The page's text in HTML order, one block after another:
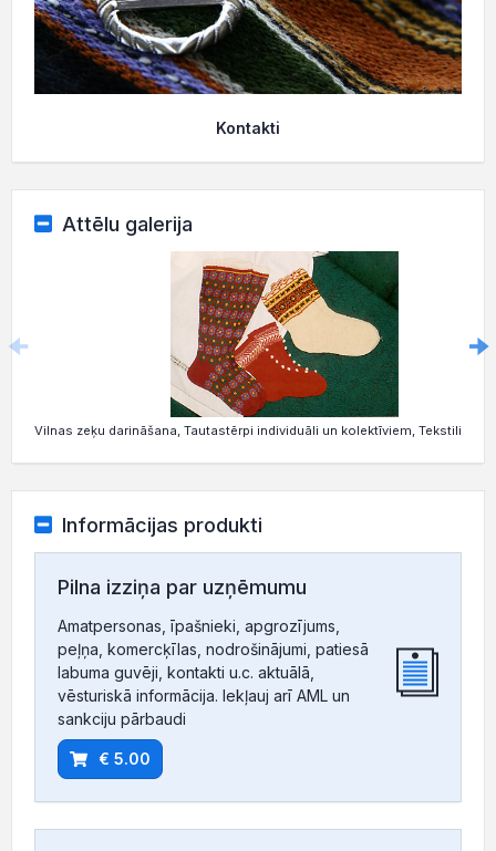
Kontakti
Attēlu galerija
Vilnas zeķu darināšana, Tautastērpi individuāli un kolektīviem,
Informācijas produkti
Pilna izziņa par uzņēmumu
Amatpersonas, īpašnieki, apgrozījums,
peļņa, komercķīlas, nodrošinājumi, patiesā
labuma guvēji, kontakti u.c. aktuālā,
vēsturiskā informācija. Iekļauj arī AML un
sankciju pārbaudi
€ 5.00